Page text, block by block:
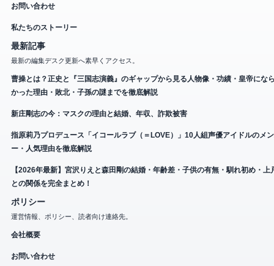
お問い合わせ
私たちのストーリー
最新記事
最新の編集デスク更新へ素早くアクセス。
曹操とは？正史と『三国志演義』のギャップから見る人物像・功績・皇帝にな
かった理由・敗北・子孫の謎までを徹底解説
新庄剛志の今：マスクの理由と結婚、年収、詐欺被害
指原莉乃プロデュース「イコールラブ（＝LOVE）」10人組声優アイドルのメ
ー・人気理由を徹底解説
【2026年最新】宮沢りえと森田剛の結婚・年齢差・子供の有無・馴れ初め・上
との関係を完全まとめ！
ポリシー
運営情報、ポリシー、読者向け連絡先。
会社概要
お問い合わせ